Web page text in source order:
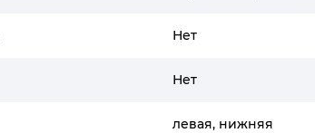
Нет
Нет
левая, нижняя